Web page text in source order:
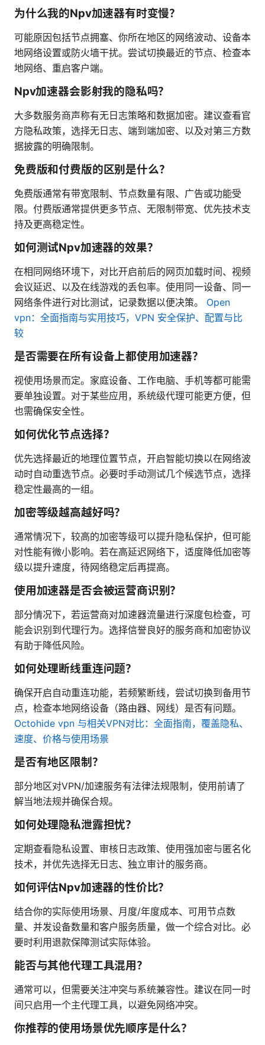
为什么我的Npv加速器有时变慢？
可能原因包括节点拥塞、你所在地区的网络波动、设备本
地网络设置或防火墙干扰。尝试切换最近的节点、检查本
地网络、重启客户端。
Npv加速器会影射我的隐私吗？
大多数服务商声称有无日志策略和数据加密。建议查看官
方隐私政策，选择无日志、端到端加密、以及对第三方数
据披露的明确限制。
免费版和付费版的区别是什么？
免费版通常有带宽限制、节点数量有限、广告或功能受
限。付费版通常提供更多节点、无限制带宽、优先技术支
持及更高稳定性。
如何测试Npv加速器的效果？
在相同网络环境下，对比开启前后的网页加载时间、视频
会议延迟、以及在线游戏的丢包率。使用同一设备、同一
网络条件进行对比测试，记录数据以便决策。 Open
vpn：全面指南与实用技巧，VPN 安全保护、配置与比
较
是否需要在所有设备上都使用加速器？
视使用场景而定。家庭设备、工作电脑、手机等都可能需
要单独设置。对于某些应用，系统级代理可能更方便，但
也需确保安全性。
如何优化节点选择？
优先选择最近的地理位置节点，开启智能切换以在网络波
动时自动重选节点。必要时手动测试几个候选节点，选择
稳定性最高的一组。
加密等级越高越好吗？
通常情况下，较高的加密等级可以提升隐私保护，但可能
对性能有微小影响。若在高延迟网络下，适度降低加密等
级以提升速度，待网络稳定后再提高。
使用加速器是否会被运营商识别？
部分情况下，若运营商对加速器流量进行深度包检查，可
能会识别到代理行为。选择信誉良好的服务商和加密协议
有助于降低风险。
如何处理断线重连问题？
确保开启自动重连功能，若频繁断线，尝试切换到备用节
点，检查本地网络设备（路由器、网线）是否有问题。
Octohide vpn 与相关VPN对比：全面指南，覆盖隐私、
速度、价格与使用场景
是否有地区限制？
部分地区对VPN/加速服务有法律法规限制，使用前请了
解当地法规并确保合规。
如何处理隐私泄露担忧？
定期查看隐私设置、审核日志政策、使用强加密与匿名化
技术，并优先选择无日志、独立审计的服务商。
如何评估Npv加速器的性价比？
结合你的实际使用场景、月度/年度成本、可用节点数
量、并发设备数量和客户服务质量，做一个综合对比。必
要时利用退款保障测试实际体验。
能否与其他代理工具混用？
通常可以，但需要关注冲突与系统兼容性。建议在同一时
间只启用一个主代理工具，以避免网络冲突。
你推荐的使用场景优先顺序是什么？